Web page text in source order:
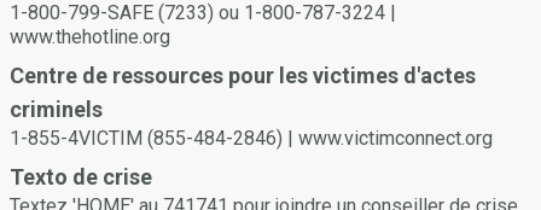
1-800-799-SAFE (7233) ou 1-800-787-3224 |
www.thehotline.org
Centre de ressources pour les victimes d'actes
criminels
1-855-4VICTIM (855-484-2846) | www.victimconnect.org
Texto de crise